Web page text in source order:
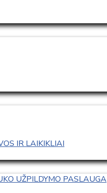
IR LAIKIKLIAI
UŽPILDYMO PASLAUGA